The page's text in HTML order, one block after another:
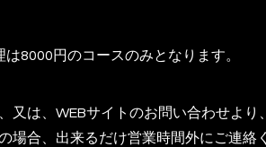
は8000円のコースのみとなります。
又は、WEBサイトのお問い合わせより
場合、出来るだけ営業時間外にご連絡